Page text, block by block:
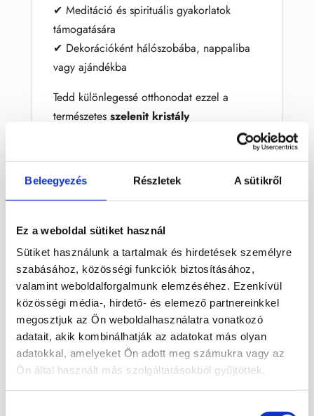
Beleegyezés Részletek A sütikről
Ez a weboldal sütiket használ
Sütiket használunk a tartalmak és hirdetések személyre
szabásához, közösségi funkciók biztosításához,
valamint weboldalforgalmunk elemzéséhez. Ezenkívül
közösségi média-, hirdető- és elemező partnereinkkel
megosztjuk az Ön weboldalhasználatra vonatkozó
adatait, akik kombinálhatják az adatokat más olyan
adatokkal, amelyeket Ön adott meg számukra vagy az
Ön által használt más szolgáltatásokból gyűjtöttek.
✔ Meditáció és spirituális gyakorlatok
támogatására
✔ Dekorációként hálószobába, nappaliba
vagy ajándékba
Tedd különlegessé otthonodat ezzel a
természetes szelenit kristály
, amely nemcsak gyönyörű,